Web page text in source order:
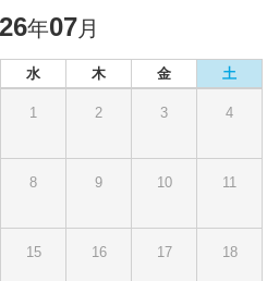
年07月
水 木 金 土
1 2 3 4
8 9 10 11
15 16 17 18